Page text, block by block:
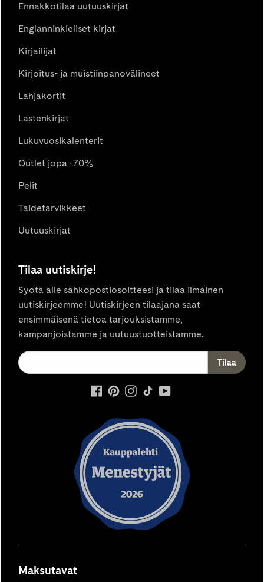
Ennakkotilaa uutuuskirjat
Englanninkieliset kirjat
Kirjailijat
Kirjoitus- ja muistiinpanovälineet
Lahjakortit
Lastenkirjat
Lukuvuosikalenterit
Outlet jopa -70%
Pelit
Taidetarvikkeet
Uutuuskirjat
Tilaa uutiskirje!
Syötä alle sähköpostiosoitteesi ja tilaa ilmainen
uutiskirjeemme! Uutiskirjeen tilaajana saat
ensimmäisenä tietoa tarjouksistamme,
kampanjoistamme ja uutuustuotteistamme.
ulkoinen
avautuu
uuteen
välilehteen
ulkoinen
avautuu
uuteen
välilehteen
ulkoinen
avautuu
uuteen
välilehteen
ulkoinen
uuteen
välilehteen
välilehteen
Maksutavat